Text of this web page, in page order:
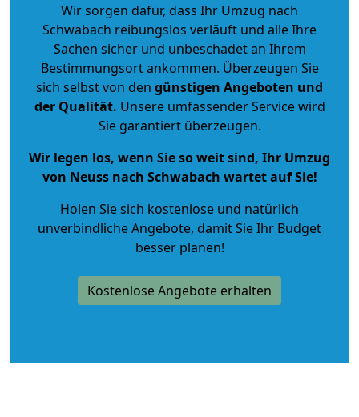
Wir sorgen dafür, dass Ihr Umzug nach
Schwabach reibungslos verläuft und alle Ihre
Sachen sicher und unbeschadet an Ihrem
Bestimmungsort ankommen. Überzeugen Sie
sich selbst von den günstigen Angeboten und
der Qualität. Unsere umfassender Service wird
Sie garantiert überzeugen.
Wir legen los, wenn Sie so weit sind, Ihr Umzug
von Neuss nach Schwabach wartet auf Sie!
Holen Sie sich kostenlose und natürlich
unverbindliche Angebote, damit Sie Ihr Budget
besser planen!
Kostenlose Angebote erhalten